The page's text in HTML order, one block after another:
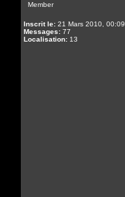
Member
Inscrit le: 21 Mars 2010, 00:09
Messages: 77
Localisation: 13